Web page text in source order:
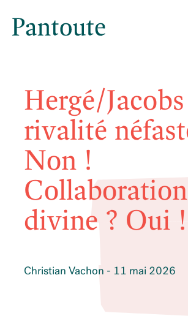
Hergé/
rivalité
Non !
Collaboration
divine ? Oui !
Christian Vachon - 11 mai 2026